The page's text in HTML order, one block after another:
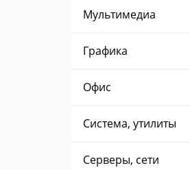
Мультимедиа
Графика
Офис
Система, утилиты
Серверы, сети